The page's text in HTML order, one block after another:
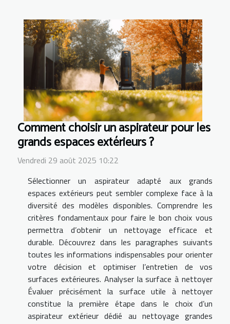
Comment choisir un aspirateur pour les
grands espaces extérieurs ?
Vendredi 29 août 2025 10:22
Sélectionner un aspirateur adapté aux grands
espaces extérieurs peut sembler complexe face à la
diversité des modèles disponibles. Comprendre les
critères fondamentaux pour faire le bon choix vous
permettra d’obtenir un nettoyage efficace et
durable. Découvrez dans les paragraphes suivants
toutes les informations indispensables pour orienter
votre décision et optimiser l’entretien de vos
surfaces extérieures. Analyser la surface à nettoyer
Évaluer précisément la surface utile à nettoyer
constitue la première étape dans le choix d’un
aspirateur extérieur dédié au nettoyage grandes